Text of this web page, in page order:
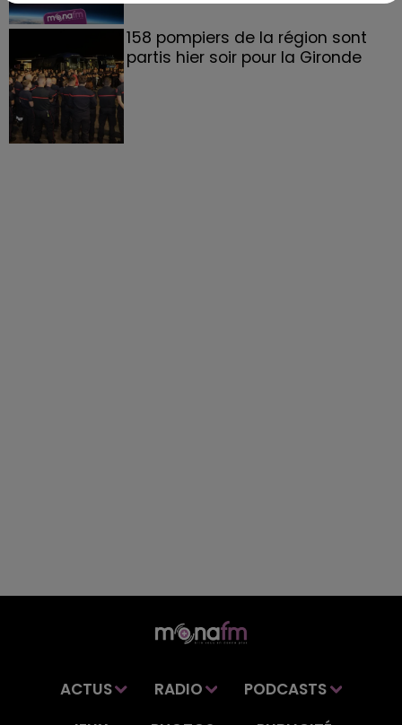
158 pompiers de la région sont
partis hier soir pour la Gironde
ACTUS RADIO
PODCASTS